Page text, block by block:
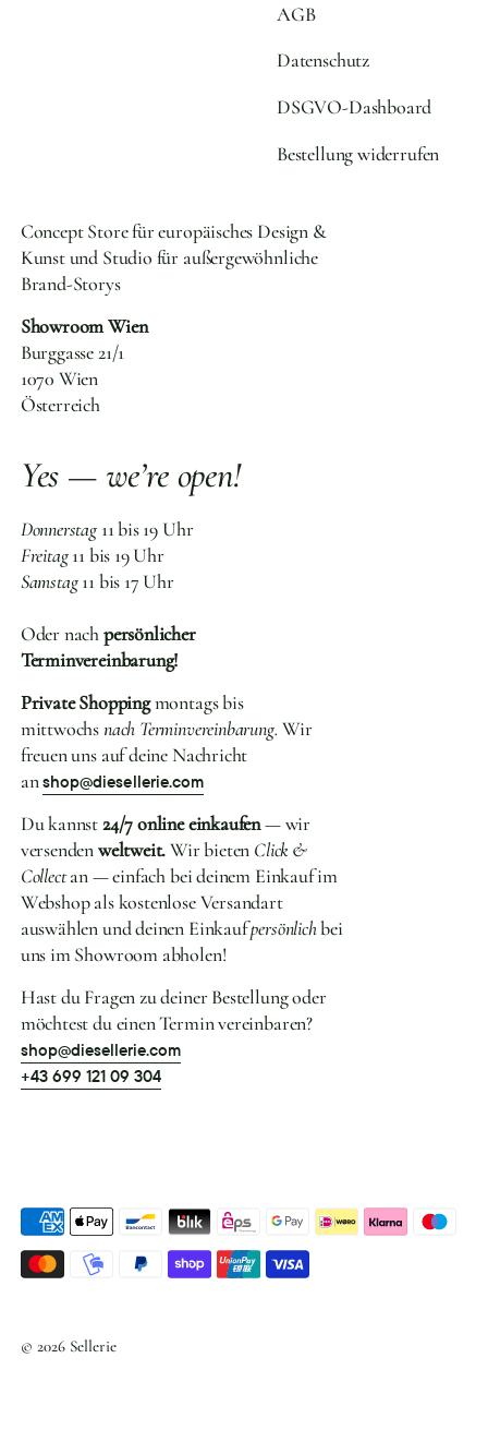
AGB
Datenschutz
DSGVO-Dashboard
Bestellung widerrufen
Concept Store für europäisches Design &
Kunst und Studio für außergewöhnliche
Brand-Storys
Showroom Wien
Burggasse 21/1
1070 Wien
Österreich
Yes — we’re open!
Donnerstag11 bis 19 Uhr
Freitag11 bis 19 Uhr
Samstag11 bis 17 Uhr
Oder nachpersönlicher
Terminvereinbarung!
Private Shoppingmontags bis
mittwochsnach Terminvereinbarung. Wir
freuen uns auf deine Nachricht
anshop@diesellerie.com
Du kannst24/7 online einkaufen— wir
versendenweltweit.Wir bieten Click &
Collectan — einfach bei deinem Einkauf im
Webshop als kostenlose Versandart
auswählen und deinen Einkaufpersönlichbei
uns im Showroom abholen!
Hast du Fragen zu deiner Bestellung oder
möchtest du einen Termin vereinbaren?
shop@diesellerie.com
+43 699 121 09 304
Akzeptierte
© 2026 Sellerie